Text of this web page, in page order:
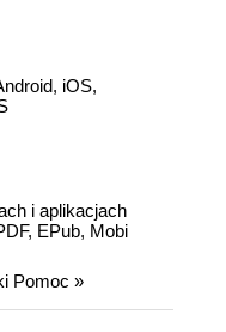
iOS,
i aplikacjach
EPub, Mobi
Pomoc »